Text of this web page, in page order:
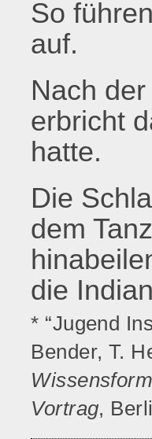
So
auf.
Nach
erbricht
hatte.
Die
dem
die
* “Jugend
Bender, T.
Vortrag,